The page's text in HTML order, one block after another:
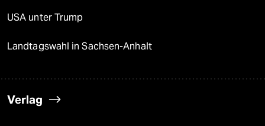
USA unter Trump
Landtagswahl in Sachsen-Anhalt
Verlag